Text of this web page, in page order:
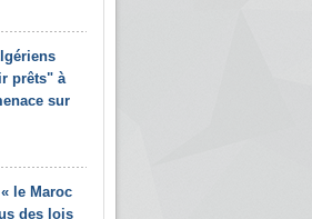
prêts" à
sur
le Maroc
des lois